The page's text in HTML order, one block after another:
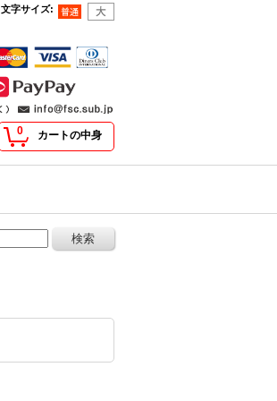
文字サイズ:
0 カートの中身